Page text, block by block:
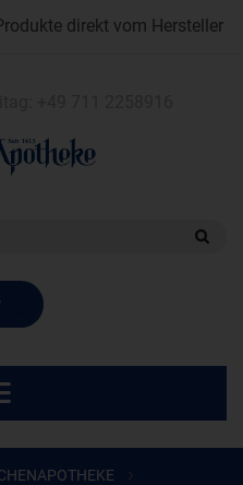
direkt vom Hersteller